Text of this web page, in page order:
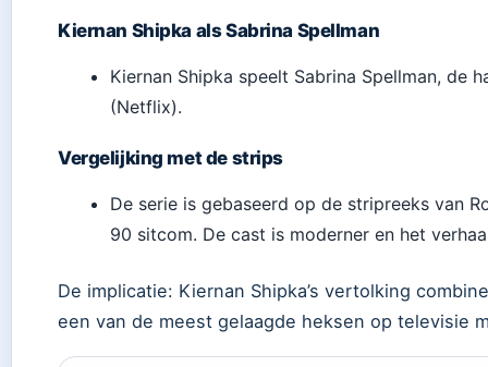
Kiernan Shipka als Sabrina Spellman
Kiernan Shipka speelt Sabrina Spellman, de
(Netflix).
Vergelijking met de strips
De serie is gebaseerd op de stripreeks van
90 sitcom. De cast is moderner en het
De implicatie: Kiernan Shipka’s vertolking
een van de meest gelaagde heksen op televisie